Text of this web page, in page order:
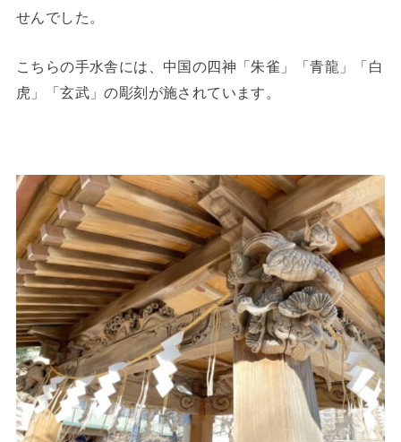
せんでした。
こちらの手水舎には、中国の四神「朱雀」「青龍」「白
虎」「玄武」の彫刻が施されています。